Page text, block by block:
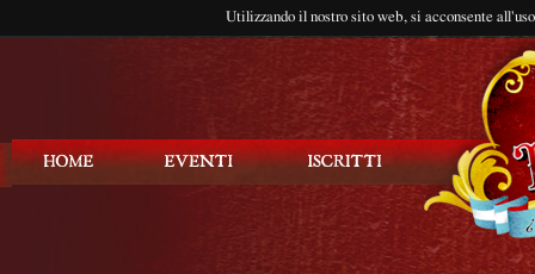
Utilizzando il nostro sito web, si acconsente